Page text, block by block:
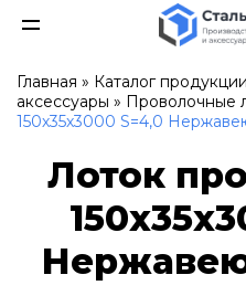
Главная » Каталог продукции
аксессуары » Проволочные
150х35х3000 S=4,0
Лоток